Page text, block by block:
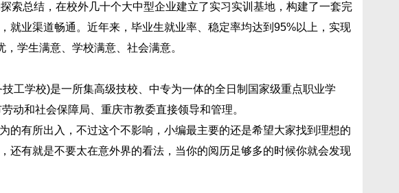
索总结，在校外几十个大中型企业建立了实习实训基地，构建了一套完
就业渠道畅通。近年来，毕业生就业率、稳定率均达到95%以上，实现
学生满意、学校满意、社会满意。
学校)是一所集高级技校、中专为一体的全日制国家级重点职业学
动和社会保障局、重庆市教委直接领导和管理。
有所出入，不过这个不影响，小编最主要的还是希望大家找到理想的
还有就是不要太在意外界的看法，当你的阅历足够多的时候你就会发现